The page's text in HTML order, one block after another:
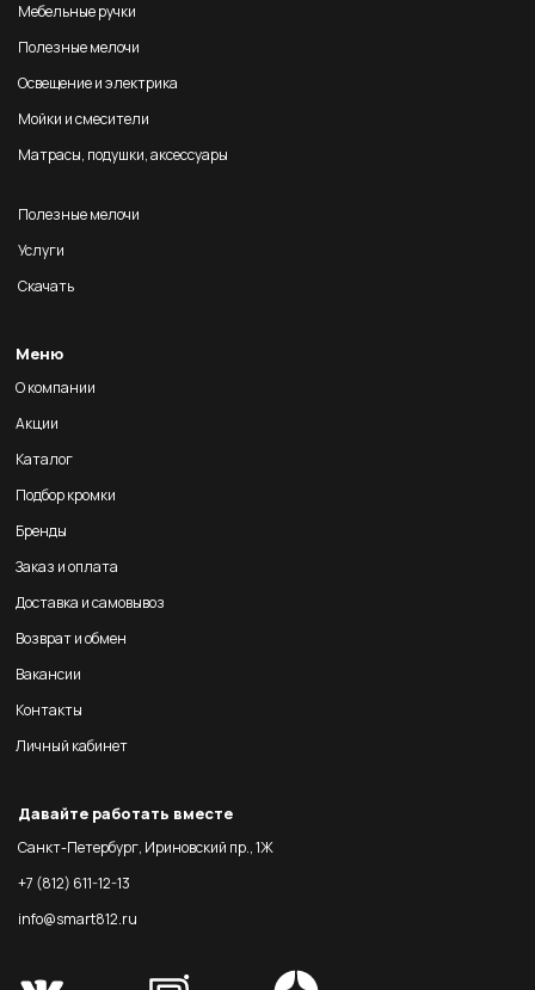
Мебельные ручки
Полезные мелочи
Освещение и электрика
Мойки и смесители
Матрасы, подушки, аксессуары
Полезные мелочи
Услуги
Скачать
Меню
О компании
Акции
Каталог
Подбор кромки
Бренды
Заказ и оплата
Доставка и самовывоз
Возврат и обмен
Вакансии
Контакты
Личный кабинет
Давайте работать вместе
Санкт-Петербург, Ириновский пр., 1Ж
+7 (812) 611-12-13
info@smart812.ru